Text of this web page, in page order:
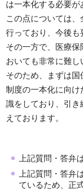
は一本化する必要が
この点については
行っており、今後も
その一方で、医療
おいても非常に難し
そのため、まずは
制度の一本化に向
識をしており、引
えております。
上記質問・答弁
上記質問・答弁
ているため、正